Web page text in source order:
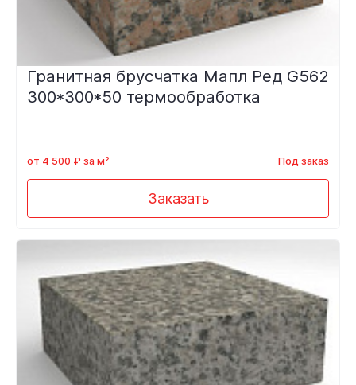
Гранитная брусчатка Мапл Ред G562
300*300*50 термообработка
от 4 500 ₽ за м² Под заказ
Заказать